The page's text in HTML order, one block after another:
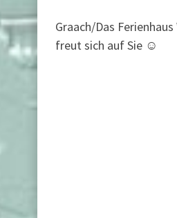
Graach/Das
freut sich auf Sie ☺